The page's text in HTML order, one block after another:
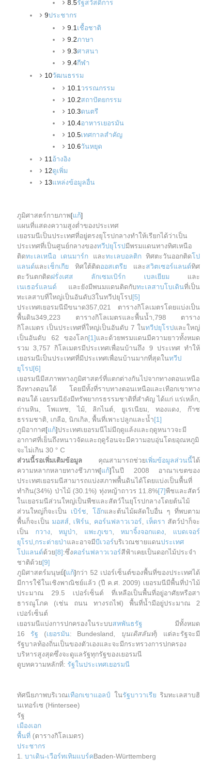
8.5รัฐสวัสดิการ
9ประชากร
9.1เชื้อชาติ
9.2ภาษา
9.3ศาสนา
9.4กีฬา
10วัฒนธรรม
10.1วรรณกรรม
10.2สถาปัตยกรรม
10.3ดนตรี
10.4อาหารเยอรมัน
10.5เทศกาลสำคัญ
10.6วันหยุด
11อ้างอิง
12ดูเพิ่ม
13แหล่งข้อมูลอื่น
ภูมิศาสตร์กายภาพ[แก้]
แผนที่แสดงความสูงต่ำของประเทศ
เยอรมนีเป็นประเทศที่อยู่ตรงยุโรปกลางทำให้เรียกได้ว่าเป็น
ประเทศที่เป็นศูนย์กลางของทวีปยุโรปมีพรมแดนทางทิศเหนือ
ติดทะเลเหนือ เดนมาร์ก และทะเลบอลติกทิศตะวันออกติดโป
แลนด์และเช็กเกีย ทิศใต้ติดออสเตรีย และสวิตเซอร์แลนด์ทิศ
ตะวันตกติดฝรั่งเศส ลักเซมเบิร์ก เบลเยียม และ
เนเธอร์แลนด์ และยังมีพนมแดนติดกับทะเลสาบโบเดินที่เป็น
ทะเลสาบที่ใหญ่เป็นอันดับ3ในทวีปยุโรป[5]
ประเทศเยอรมนีมีขนาด357,021 ตารางกิโลเมตรโดยแบ่งเป็น
พื้นดิน349,223 ตารางกิโลเมตรและพื้นน้ำ,798 ตาราง
กิโลเมตร เป็นประเทศที่ใหญ่เป็นอันดับ 7 ในทวีปยุโรปและใหญ่
เป็นอันดับ 62 ของโลก[1]และด้วยพรมแดนมีความยาวทั้งหมด
รวม 3,757 กิโลเมตรมีประเทศเพื่อนบ้านถึง 9 ประเทศ ทำให้
เยอรมนีเป็นประเทศที่มีประเทศเพื่อนบ้านมากที่สุดในทวีป
ยุโรป[6]
เยอรมนีมีสภาพทางภูมิศาสตร์ที่แตกต่างกันไปจากทางตอนเหนือ
ถึงทางตอนใต้ โดยมีทั้งที่ราบทางตอนเหนือและเทือกเขาทาง
ตอนใต้ เอยรมนียังมีทรัพยากรธรรมชาติที่สำคัญ ได้แก่ แร่เหล็ก,
ถ่านหิน, โพแทช, ไม้, ลิกไนต์, ยูเรเนียม, ทองแดง, ก๊าซ
ธรรมชาติ, เกลือ, นิกเกิล, พื้นที่เพาะปลูกและน้ำ[1]
ภูมิอากาศ[แก้]ประเทศเยอรมนีไม่มีฤดูแล้งและฤดูหนาวจะมี
อากาศที่เย็นถึงหนาวจัดและฤดูร้อนจะมีความอบอุ่นโดยอุณหภูมิ
จะไม่เกิน 30 ° C
ส่วนนี้รอเพิ่มเติมข้อมูล คุณสามารถช่วยเพิ่มข้อมูลส่วนนี้ได้
ความหลากหลายทางชีวภาพ[แก้]ในปี 2008 อาณาเขตของ
ประเทศเยอรมนีสามารถแบ่งสภาพพื้นดินได้โดยแบ่งเป็นพื้นที่
ทำกิน(34%) ป่าไม้ (30.1%) ทุ่งหญ้าถาวร 11.8%[7]พืชและสัตว์
ในเยอรมนีส่วนใหญ่เป็นพืชและสัตว์ในยุโรปกลางโดยต้นไม้
ส่วนใหญ่ก็จะเป็น เบิร์ช, โอ๊กและต้นไม้ผลัดใบอื่น ๆ ที่พบตาม
พื้นก็จะเป็น มอสส์, เฟิร์น, คอร์นฟลาวเวอร์, เห็ดรา สัตว์ป่าก็จะ
เป็น กวาง,หมูป่า, แพะภูเขา,หมาจิ้งจอกแดง, แบดเจอร์
ยุโรป,กระต่ายป่าและอาจมีบีเวอร์บริเวณชายแดนประเทศ
โปแลนด์ด้วย[8]:ซึ่งคอร์นฟลาวเวอร์สีฟ้าเคยเป็นดอกไม้ประจำ
ชาติด้วย[9]
ภูมิศาสตร์มนุษย์[แก้]กว่า 52 เปอร์เซ็นต์ของพื้นที่ของประเทศได้
มีการใช้ในเชิงพาณิชย์แล้ว (ปี ค.ศ. 2009) เยอรมนีมีพื้นที่ป่าไม้
ประมาณ 29.5 เปอร์เซ็นต์ ที่เหลือเป็นพื้นที่อยู่อาศัยหรือสา
ธารณูโภค (เช่น ถนน ทางรถไฟ) พื้นที่น้ำมีอยู่ประมาณ 2
เปอร์เซ็นต์
เยอรมนีแบ่งการปกครองในระบบสหพันธรัฐ มีทั้งหมด
16 รัฐ (เยอรมัน: Bundesland, บุนเดิสลันท์) แต่ละรัฐจะมี
รัฐบาลท้องถิ่นเป็นของตัวเองและจะมีกระทรวงการปกครอง
บริหารสูงสุดซึ่งจะดูแลรัฐทุกรัฐของเยอรมนี
ดูบทความหลักที่: รัฐในประเทศเยอรมนี
ทัศนียภาพบริเวณเทือกเขาแอลป์ ในรัฐบาวาเรีย ริมทะเลสาบฮิ
นเทอร์เซ (Hintersee)
รัฐ
เมืองเอก
พื้นที่ (ตารางกิโลเมตร)
ประชากร
1. บาเดิน-เวือร์ทเทิมแบร์คBaden-Württemberg